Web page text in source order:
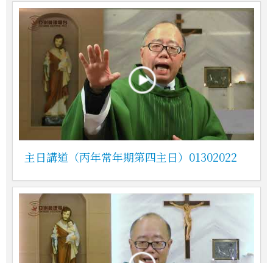
主日講道（丙年常年期第四主日）01302022